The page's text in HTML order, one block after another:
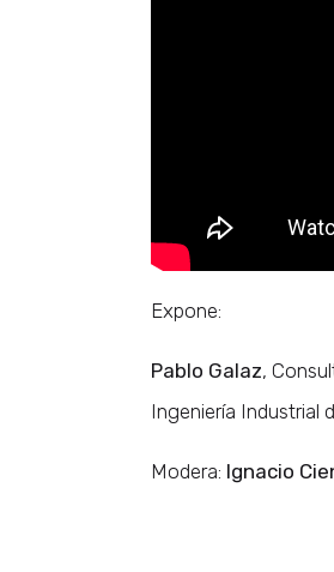
Expone:
Pablo Galaz,
Ingeniería Industrial
Modera: Ignacio